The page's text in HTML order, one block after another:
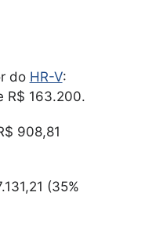
do HR-V:
R$ 163.200.
908,81
(35%